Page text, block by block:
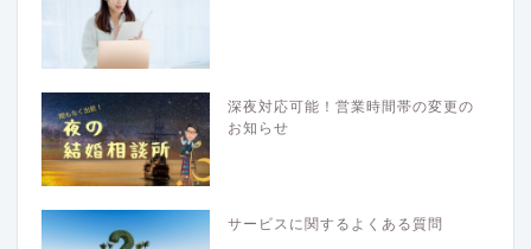
深夜対応可能！営業時間帯の変更の
お知らせ
サービスに関するよくある質問